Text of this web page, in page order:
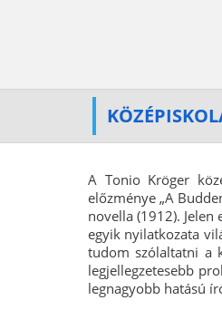
A Tonio Kröger
előzménye „A
novella (1912).
egyik nyilatkozata
tudom szólaltatni a
legjellegzetesebb
legnagyobb hatású